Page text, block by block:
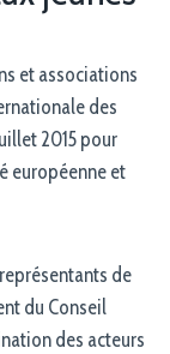
et associations
des
2015 pour
européenne et
de
du Conseil
des acteurs